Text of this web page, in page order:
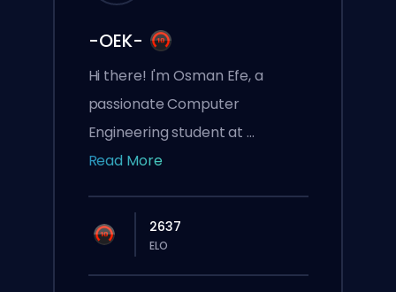
-OEK-
Hi there! I'm Osman Efe, a
passionate Computer
Engineering student at ...
Read More
2637
ELO